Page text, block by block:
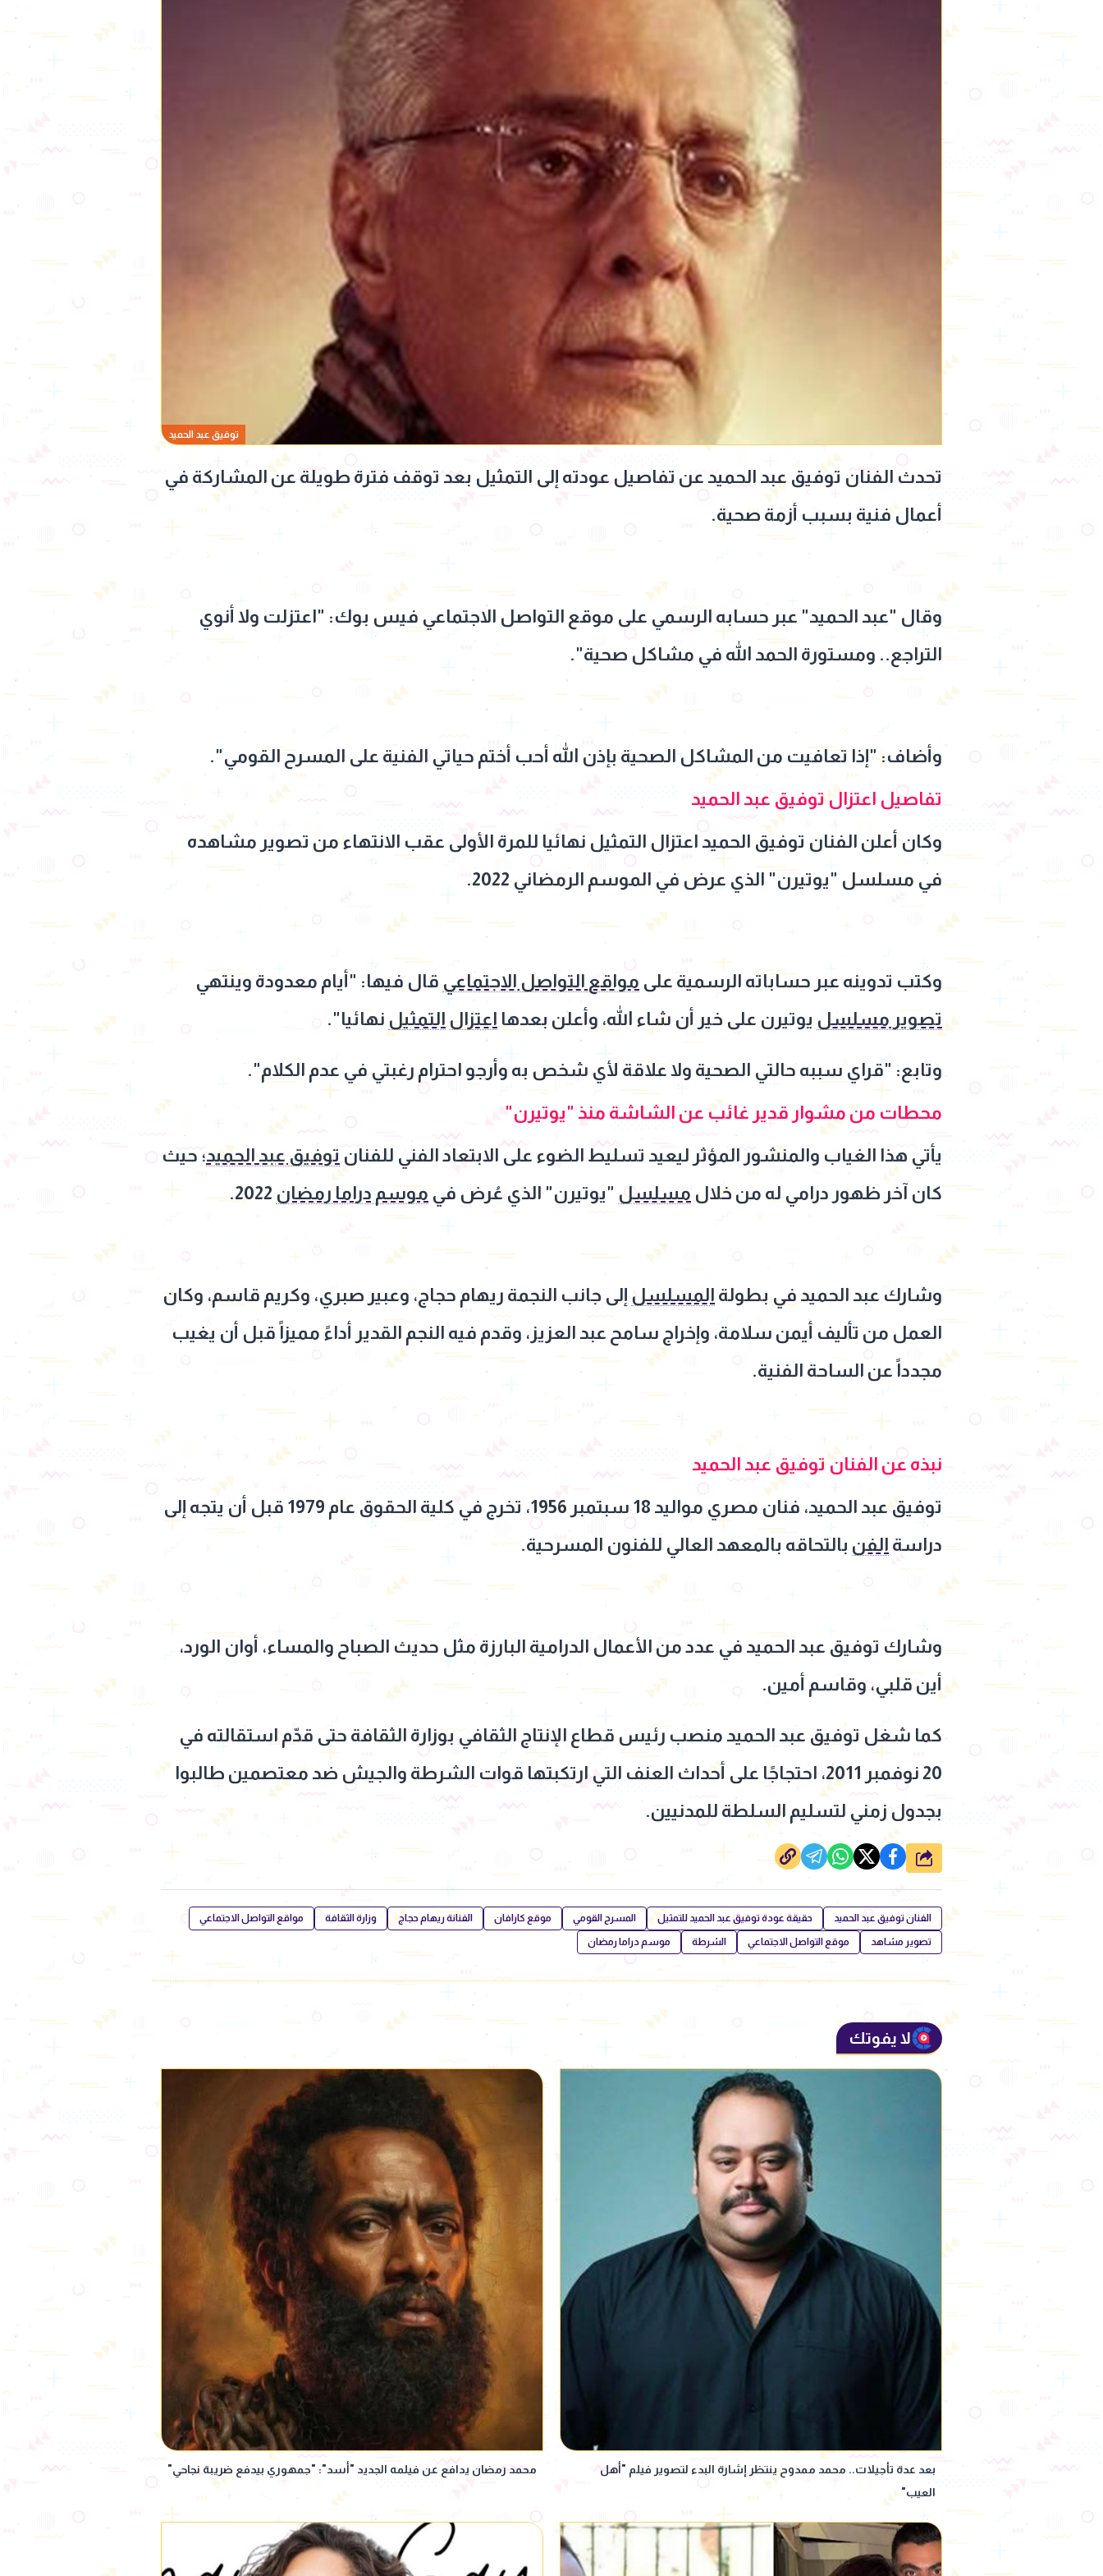
توفيق عبد الحميد
تحدث الفنان توفيق عبد الحميد عن تفاصيل عودته إلى التمثيل بعد توقف فترة طويلة عن المشاركة في
أعمال فنية بسبب أزمة صحية.
وقال "عبد الحميد" عبر حسابه الرسمي على موقع التواصل الاجتماعي فيس بوك: "اعتزلت ولا أنوي
التراجع.. ومستورة الحمد الله في مشاكل صحية".
وأضاف: "إذا تعافيت من المشاكل الصحية بإذن الله أحب أختم حياتي الفنية على المسرح القومي".
تفاصيل اعتزال توفيق عبد الحميد
وكان أعلن الفنان توفيق الحميد اعتزال التمثيل نهائيا للمرة الأولى عقب الانتهاء من تصوير مشاهده
في مسلسل "يوتيرن" الذي عرض في الموسم الرمضاني 2022.
وكتب تدوينه عبر حساباته الرسمية على مواقع التواصل الاجتماعي قال فيها: "أيام معدودة وينتهي
تصوير مسلسل يوتيرن على خير أن شاء الله، وأعلن بعدها اعتزالالتمثيل نهائيا".
وتابع: "قراي سببه حالتي الصحية ولا علاقة لأي شخص به وأرجو احترام رغبتي في عدم الكلام".
محطات من مشوار قدير غائب عن الشاشة منذ "يوتيرن"
يأتي هذا الغياب والمنشور المؤثر ليعيد تسليط الضوء على الابتعاد الفني للفنان توفيق عبد الحميد؛ حيث
كان آخر ظهور درامي له من خلال مسلسل "يوتيرن" الذي عُرض في موسم دراما رمضان
وشارك عبد الحميد في بطولةالمسلسل إلى جانب النجمة ريهام حجاج، وعبير صبري، وكريم قاسم، وكان
العمل من تأليف أيمن سلامة، وإخراج سامح عبد العزيز، وقدم فيه النجم القدير أداءً مميزاً قبل أن يغيب
مجدداً عن الساحة الفنية.
نبذه عن الفنان توفيق عبد الحميد
توفيق عبد الحميد، فنان مصري مواليد 18 سبتمبر 1956، تخرج في كلية الحقوق عام 1979 قبل أن يتجه إلى
دراسة الفن بالتحاقه بالمعهد العالي للفنون المسرحية.
وشارك توفيق عبد الحميد في عدد من الأعمال الدرامية البارزة مثل حديث الصباح والمساء، أوان الورد،
أين قلبي، وقاسم أمين.
كما شغل توفيق عبد الحميد منصب رئيس قطاع الإنتاج الثقافي بوزارة الثقافة حتى قدّم استقالته في
20 نوفمبر 2011، احتجاجًا على أحداث العنف التي ارتكبتها قوات الشرطة والجيش ضد معتصمين طالبوا
بجدول زمني لتسليم السلطة للمدنيين.
شارك
الفنان توفيق عبد الحميد حقيقة عودة توفيق عبد الحميد للتمثيل المسرح القومي موقع كارافان الفنانة ريهام حجاج وزارة الثقافة مواقع التواصل الاجتماعي
تصوير مشاهد موقع التواصل الاجتماعي الشرطة موسم دراما رمضان
لا يفوتك
بعد عدة تأجيلات.. محمد ممدوح ينتظر إشارة البدء لتصوير فيلم "أهل
العيب"
محمد رمضان يدافع عن فيلمه الجديد "أسد": "جمهوري بيدفع ضريبة نجاحي"